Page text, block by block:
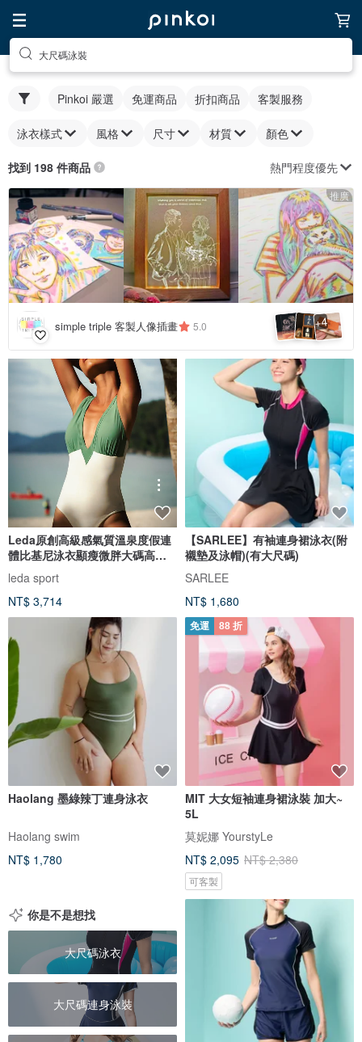
大尺碼泳裝
Pinkoi 嚴選 免運商品 折扣商品 客製服務
泳衣樣式 風格 尺寸 材質 顏色
找到 198 件商品 熱門程度優先
推廣
simple triple 客製人像插畫 5.0 +4
Leda原創高級感氣質溫泉度假連
體比基尼泳衣顯瘦微胖大碼高開
衩女
leda sport
NT$ 3,714
【SARLEE】有袖連身裙泳衣(附
襯墊及泳帽)(有大尺碼)
SARLEE
NT$ 1,680
Haolang 墨綠辣丁連身泳衣
Haolang swim
NT$ 1,780
免運 88 折
MIT 大女短袖連身裙泳裝 加大~
5L
莫妮娜 YourstyLe
NT$ 2,095 NT$ 2,380
可客製
你是不是想找
大尺碼泳衣
大尺碼連身泳裝